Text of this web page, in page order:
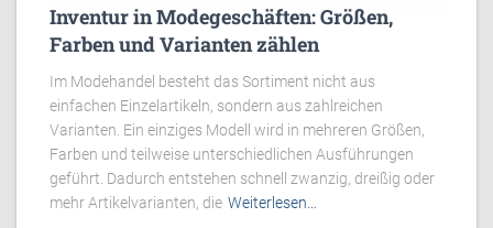
Inventur in Modegeschäften: Größen,
Farben und Varianten zählen
Im Modehandel besteht das Sortiment nicht aus
einfachen Einzelartikeln, sondern aus zahlreichen
Varianten. Ein einziges Modell wird in mehreren Größen,
Farben und teilweise unterschiedlichen Ausführungen
geführt. Dadurch entstehen schnell zwanzig, dreißig oder
mehr Artikelvarianten, die Weiterlesen…